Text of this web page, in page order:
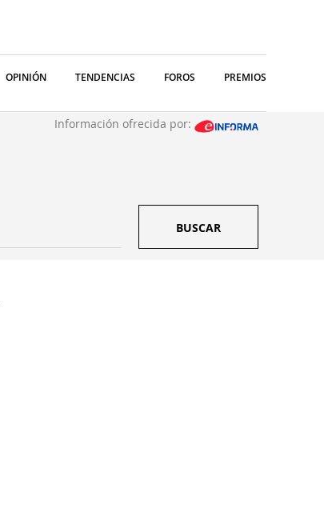
OPINIÓN TENDENCIAS FOROS PREMIOS
Información ofrecida por:
BUSCAR